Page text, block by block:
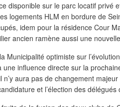
disponible sur le parc locatif privé
logements HLM en bordure de
idem pour la résidence Cour
ancien ramène aussi une
Municipalité optimiste sur
une influence directe sur la
aura pas de changement
et l’élection des